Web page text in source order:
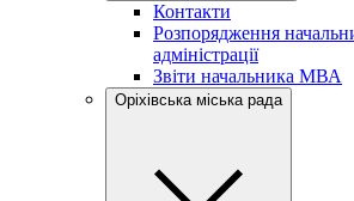
Контакти
Розпорядження
адміністрації
Звіти начальника МВА
Оріхівська міська рада